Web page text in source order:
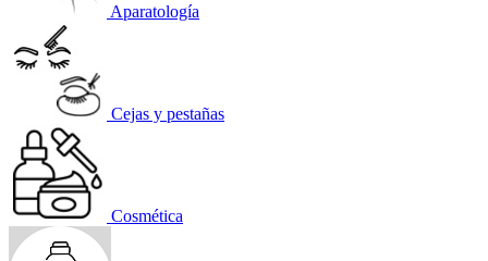
Aparatología
Cejas y pestañas
Cosmética